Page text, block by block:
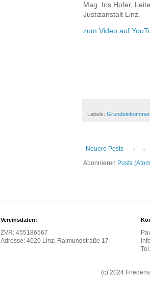
Mag. Iris Hofer,
Justizanstalt Linz.
zum Video auf
Labels:
Neuere Posts
Abonnieren Posts
Vereinsdaten:
ZVR: 455186567
Adresse: 4020 Linz, Raimundstraße 17
(c) 2024